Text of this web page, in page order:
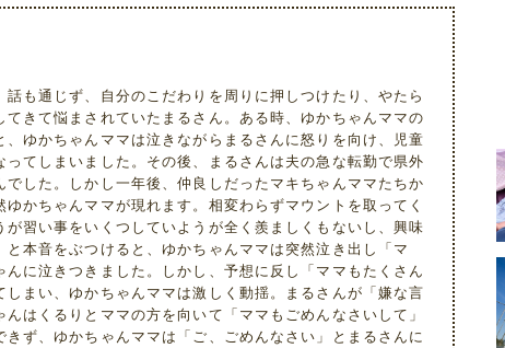
も通じず、自分のこだわりを周りに押しつけたり、やたら
きて悩まされていたまるさん。ある時、ゆかちゃんママの
ゆかちゃんママは泣きながらまるさんに怒りを向け、児童
てしまいました。その後、まるさんは夫の急な転勤で県外
した。しかし一年後、仲良しだったマキちゃんママたちか
かちゃんママが現れます。相変わらずマウントを取ってく
習い事をいくつしていようが全く羨ましくもないし、興味
本音をぶつけると、ゆかちゃんママは突然泣き出し「マ
に泣きつきました。しかし、予想に反し「ママもたくさん
まい、ゆかちゃんママは激しく動揺。まるさんが「嫌な言
はくるりとママの方を向いて「ママもごめんなさいして」
ず、ゆかちゃんママは「ご、ごめんなさい」とまるさんに